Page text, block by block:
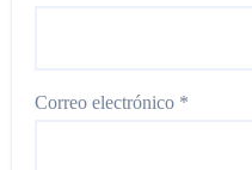
Correo electrónico *